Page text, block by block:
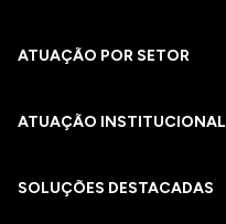
ATUAÇÃO POR SETOR
ATUAÇÃO INSTITUCIONAL
SOLUÇÕES DESTACADAS